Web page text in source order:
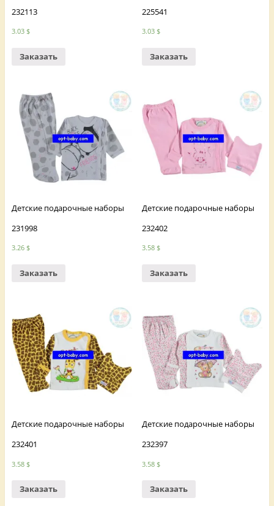
232113
3.03 $
Заказать
225541
3.03$
Заказать
Детские подарочные наборы
231998
3.26 $
Заказать
Детские подарочные наборы
232402
3.58$
Заказать
Детские подарочные наборы
232401
3.58 $
Заказать
Детские подарочные наборы
232397
3.58 $
Заказать